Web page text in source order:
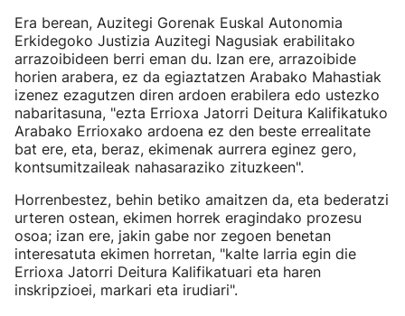
Era berean, Auzitegi Gorenak Euskal Autonomia
Erkidegoko Justizia Auzitegi Nagusiak erabilitako
arrazoibideen berri eman du. Izan ere, arrazoibide
horien arabera, ez da egiaztatzen Arabako Mahastiak
izenez ezagutzen diren ardoen erabilera edo ustezko
nabaritasuna, "ezta Errioxa Jatorri Deitura Kalifikatuko
Arabako Errioxako ardoena ez den beste errealitate
bat ere, eta, beraz, ekimenak aurrera eginez gero,
kontsumitzaileak nahasaraziko zituzkeen".
Horrenbestez, behin betiko amaitzen da, eta bederatzi
urteren ostean, ekimen horrek eragindako prozesu
osoa; izan ere, jakin gabe nor zegoen benetan
interesatuta ekimen horretan, "kalte larria egin die
Errioxa Jatorri Deitura Kalifikatuari eta haren
inskripzioei, markari eta irudiari".